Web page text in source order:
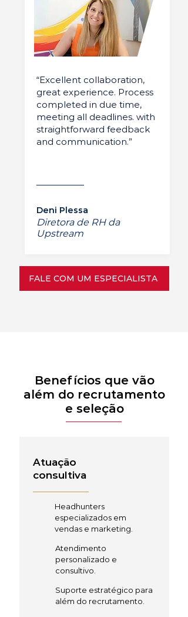
“Excellent collaboration,
great experience. Process
completed in due time,
meeting all deadlines. with
straightforward feedback
and communication.”
Deni Plessa
Diretora de RH da
Upstream
FALE COM UM ESPECIALISTA
Benefícios que vão
além do recrutamento
e seleção
Atuação
consultiva
Headhunters
especializados em
vendas e marketing.
Atendimento
personalizado e
consultivo.
Suporte estratégico para
além do recrutamento.